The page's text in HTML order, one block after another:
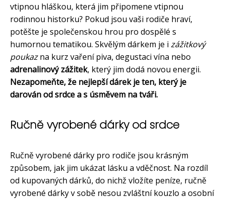
vtipnou hláškou, která jim připomene vtipnou
rodinnou historku? Pokud jsou vaši rodiče hraví,
potěšte je společenskou hrou pro dospělé s
humornou tematikou. Skvělým dárkem je i zážitkový
poukazna kurz vaření piva, degustaci vína nebo
adrenalinový zážitek, který jim dodá novou energii.
Nezapomeňte, že nejlepší dárek je ten, který je
darován od srdce a s úsměvem na tváři.
Ručně vyrobené dárky od srdce
Ručně vyrobené dárky pro rodiče jsou krásným
způsobem, jak jim ukázat lásku a vděčnost. Na rozdíl
od kupovaných dárků, do nichž vložíte peníze, ručně
vyrobené dárky v sobě nesou zvláštní kouzlo a osobní